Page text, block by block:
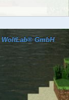
WoltLab® GmbH